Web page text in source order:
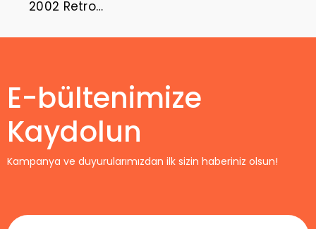
2002 Retro
E-bültenimize
Kaydolun
Kampanya ve duyurularımızdan ilk sizin haberiniz olsun!